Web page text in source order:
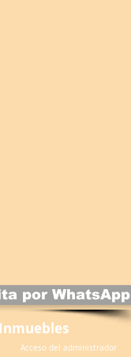
por WhatsApp
Acceso del administrador